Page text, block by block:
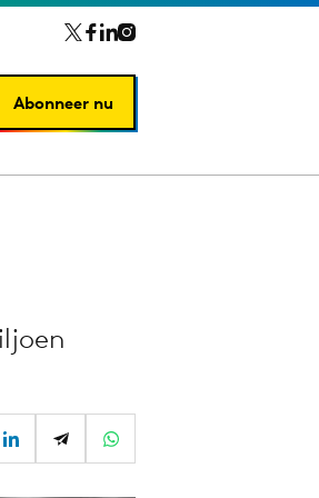
Abonneer nu
Abonneer nu